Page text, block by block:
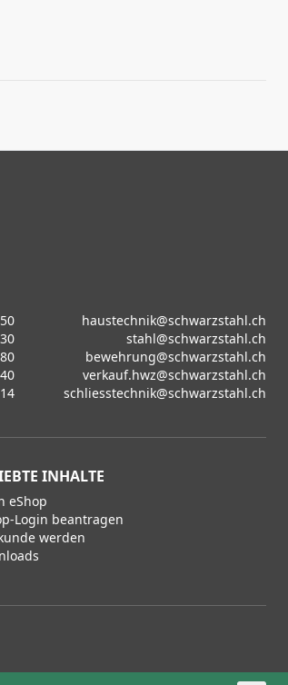
haustechnik@schwarzstahl.ch
stahl@schwarzstahl.ch
bewehrung@schwarzstahl.ch
verkauf.hwz@schwarzstahl.ch
schliesstechnik@schwarzstahl.ch
INHALTE
eShop
Login beantragen
werden